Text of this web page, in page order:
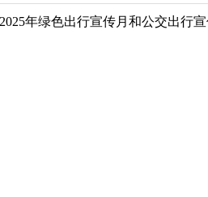
年绿色出行宣传月和公交出行